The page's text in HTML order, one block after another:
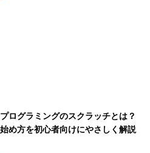
プログラミングのスクラッチとは？
始め方を初心者向けにやさしく解説